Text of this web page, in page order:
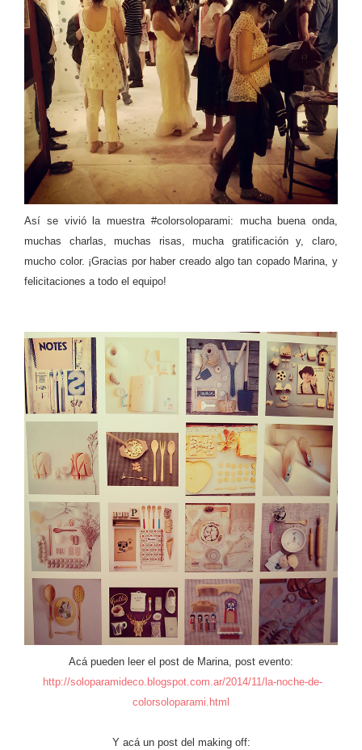
Así se vivió la muestra #colorsoloparami: mucha buena onda,
muchas charlas, muchas risas, mucha gratificación y, claro,
mucho color. ¡Gracias por haber creado algo tan copado Marina, y
felicitaciones a todo el equipo!
Acá pueden leer el post de Marina, post evento:
http://soloparamideco.blogspot.com.ar/2014/11/la-noche-de-
colorsoloparami.html
Y acá un post del making off: